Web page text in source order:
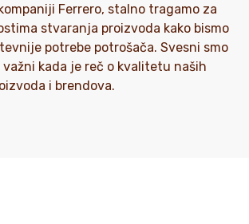
Ferrero, stalno tragamo za
stvaranja proizvoda kako bismo
potrebe potrošača. Svesni smo
kada je reč o kvalitetu naših
i brendova.